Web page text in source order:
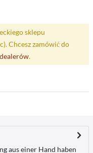
sklepu
Chcesz zamówić do
.
aus einer Hand haben